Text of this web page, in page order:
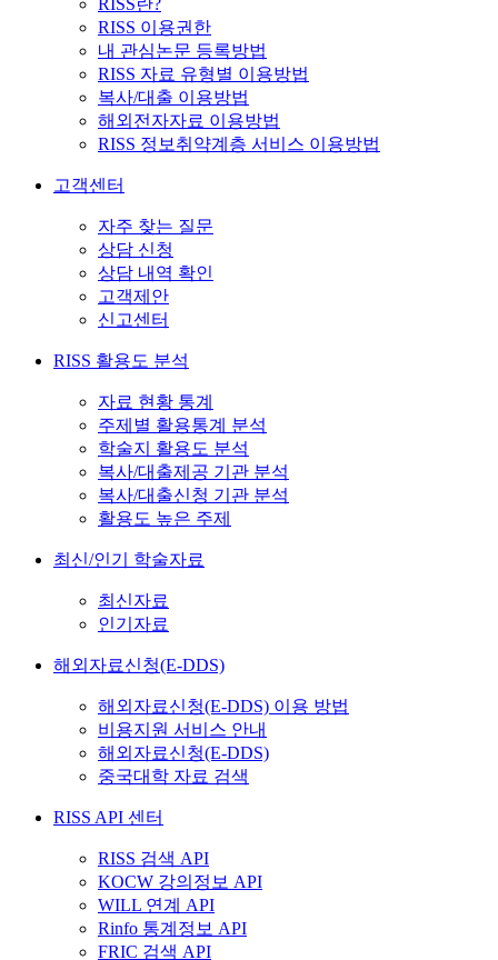
RISS란?
RISS 이용권한
내 관심논문 등록방법
RISS 자료 유형별 이용방법
복사/대출 이용방법
해외전자자료 이용방법
RISS 정보취약계층 서비스 이용방법
고객센터
자주 찾는 질문
상담 신청
상담 내역 확인
고객제안
신고센터
RISS 활용도 분석
자료 현황 통계
주제별 활용통계 분석
학술지 활용도 분석
복사/대출제공 기관 분석
복사/대출신청 기관 분석
활용도 높은 주제
최신/인기 학술자료
최신자료
인기자료
해외자료신청(E-DDS)
해외자료신청(E-DDS) 이용 방법
비용지원 서비스 안내
해외자료신청(E-DDS)
중국대학 자료 검색
RISS API 센터
RISS 검색 API
KOCW 강의정보 API
WILL 연계 API
Rinfo 통계정보 API
FRIC 검색 API